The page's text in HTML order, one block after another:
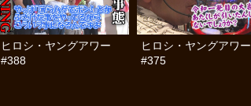
ヒロシ・ヤングアワー
#388
ヒロシ・ヤングアワー
#375